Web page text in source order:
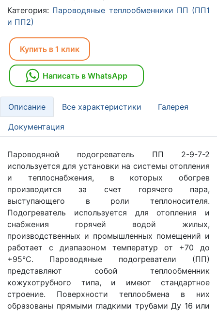
Категория: Пароводяные теплообменники ПП (ПП1
и ПП2)
Купить в 1 клик
Написать в WhatsApp
Описание Все характеристики Галерея
Документация
Пароводяной подогреватель ПП 2-9-7-2
используется для установки на системы отопления
и теплоснабжения, в которых обогрев
производится за счет горячего пара,
выступающего в роли теплоносителя.
Подогреватель используется для отопления и
снабжения горячей водой жилых,
производственных и промышленных помещений и
работает с диапазоном температур от +70 до
+95°С. Пароводяные подогреватели (ПП)
представляют собой теплообменник
кожухотрубного типа, и имеют стандартное
строение. Поверхности теплообмена в них
образованы прямыми гладкими трубами Ду 16 или